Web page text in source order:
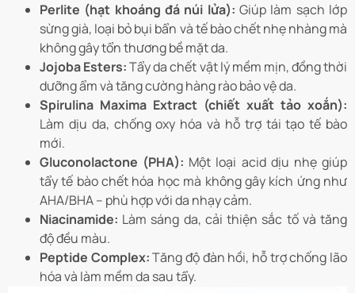
Perlite (hạt khoáng đá núi lửa): Giúp làm sạch lớp
sừng già, loại bỏ bụi bẩn và tế bào chết nhẹ nhàng mà
không gây tổn thương bề mặt da.
Jojoba Esters:Tẩy da chết vật lý mềm mịn, đồng thời
dưỡng ẩm và tăng cường hàng rào bảo vệ da.
Spirulina Maxima Extract (chiết xuất tảo xoắn):
Làm dịu da, chống oxy hóa và hỗ trợ tái tạo tế bào
mới.
Gluconolactone (PHA): Một loại acid dịu nhẹ giúp
tẩy tế bào chết hóa học mà không gây kích ứng như
AHA/BHA – phù hợp với da nhạy cảm.
Niacinamide: Làm sáng da, cải thiện sắc tố và tăng
độ đều màu.
Peptide Complex:Tăng độ đàn hồi, hỗ trợ chống lão
hóa và làm mềm da sau tẩy.